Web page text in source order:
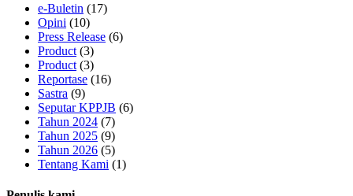
e-Buletin (17)
Opini (10)
Press Release (6)
Product (3)
Product (3)
Reportase (16)
Sastra (9)
Seputar KPPJB (6)
Tahun 2024 (7)
Tahun 2025 (9)
Tahun 2026 (5)
Tentang Kami (1)